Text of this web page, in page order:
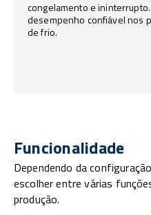
congelamento e
desempenho confiável nos
de frio.
Funcionalidade
Dependendo da
escolher entre várias
produção.